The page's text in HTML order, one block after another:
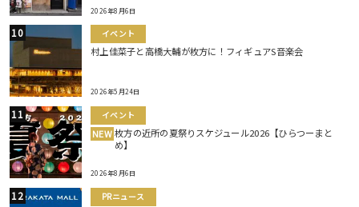
2026年8月6日
イベント
村上佳菜子と高橋大輔が枚方に！フィギュアS音楽会
2026年5月24日
イベント
NEW 枚方の近所の夏祭りスケジュール2026【ひらつーまと
め】
2026年8月6日
PRニュース